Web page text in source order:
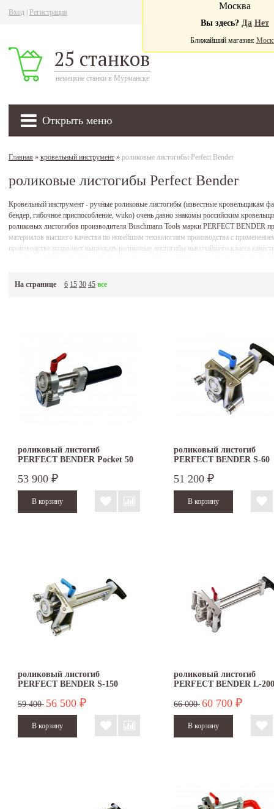
Вход Регистрация
25 станков
немецкие станки в Мурманске
Открыть меню
Москва
Вы здесь? Да Нет
Ближайший магазин:
Главная » кровельный инструмент » роликовые листогибы Perfect Bender
роликовые листогибы Perfect Bender
Кровельный инструмент - ручные роликовые листогибы (известные кровельщикам
бендер, гибочное приспособление, wuko) очень давно знакомы российским
роликовых листогибов производителя Buschmann Tools марки PERFECT BENDER
материалов высшего качества по новейшим технологиям производства с
производстве позволяет выпускать роликовые листогибы высочайшего класса
350, disc roller s, disc roller xl, dxl-250, dxl-350 и другие. Выбирайте и заказывайте!
На странице 6 15 30 45 все
роликовый листогиб
PERFECT BENDER Pocket 50
53 900 ₽
роликовый листогиб
PERFECT BENDER S-60
51 200 ₽
роликовый листогиб
PERFECT BENDER S-150
59 400 56 500 ₽
роликовый листогиб
PERFECT BENDER L-200
66 000 60 700 ₽